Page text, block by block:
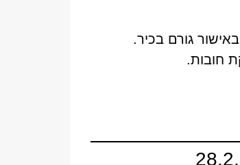
גורם בכיר.
חובות.